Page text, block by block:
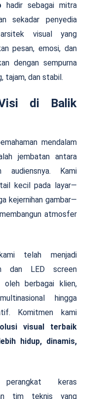
hadir sebagai mitra
sekadar penyedia
visual yang
pesan, emosi, dan
dengan sempurna
tajam, dan stabil.
di Balik
mendalam
jembatan antara
audiensnya. Kami
kecil pada layar—
kejernihan gambar—
atmosfer
telah menjadi
dan LED screen
oleh berbagai klien,
hingga
Komitmen kami
visual terbaik
hidup, dinamis,
perangkat keras
tim teknis yang